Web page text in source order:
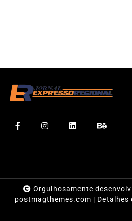
Orgulhosamente
postmagthemes.com | Detalhes